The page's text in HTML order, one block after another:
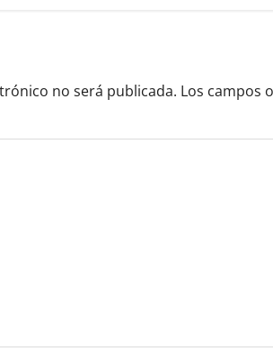
no será publicada. Los campos